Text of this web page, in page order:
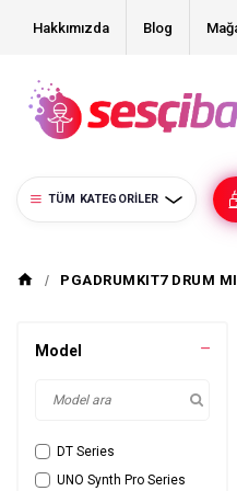
Hakkımızda Blog
TÜM KATEGORILER
PGADRUMKIT7 DRUM
Model
DT Series
UNO Synth Pro Series